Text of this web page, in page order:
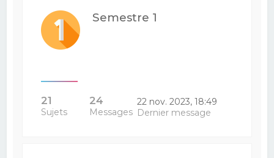
Semestre 1
21
Sujets
24
Messages
22 nov. 2023, 18:49
Dernier message